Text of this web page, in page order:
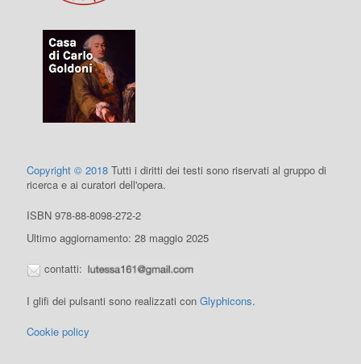
Copyright © 2018 Tutti i diritti dei testi sono riservati al gruppo di
ricerca e ai curatori dell'opera.
ISBN 978-88-8098-272-2
Ultimo aggiornamento: 28 maggio 2025
contatti:
I glifi dei pulsanti sono realizzati conGlyphicons.
Cookie policy